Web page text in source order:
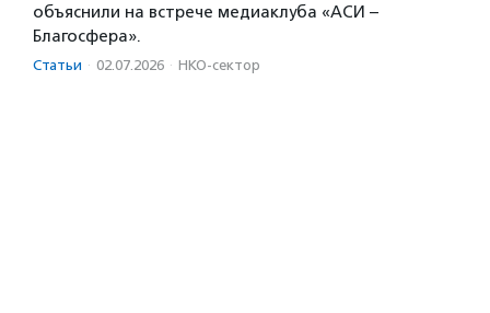
объяснили на встрече медиаклуба «АСИ –
Благосфера».
Статьи · 02.07.2026 · НКО-сектор